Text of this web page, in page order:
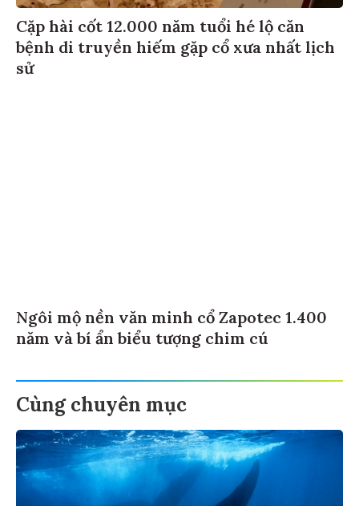
Cặp hài cốt 12.000 năm tuổi hé lộ căn
bệnh di truyền hiếm gặp cổ xưa nhất lịch
sử
Ngôi mộ nền văn minh cổ Zapotec 1.400
năm và bí ẩn biểu tượng chim cú
Cùng chuyên mục